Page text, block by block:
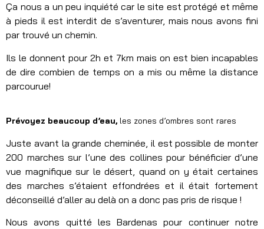
Ça nous a un peu inquiété car le site est protégé et même
à pieds il est interdit de s’aventurer, mais nous avons fini
par trouvé un chemin.
Ils le donnent pour 2h et 7km mais on est bien incapables
de dire combien de temps on a mis ou même la distance
parcourue!
Prévoyez beaucoup d’eau, les zones d’ombres sont rares
Juste avant la grande cheminée, il est possible de monter
200 marches sur l’une des collines pour bénéficier d’une
vue magnifique sur le désert, quand on y était certaines
des marches s’étaient effondrées et il était fortement
déconseillé d’aller au delà on a donc pas pris de risque !
Nous avons quitté les Bardenas pour continuer notre